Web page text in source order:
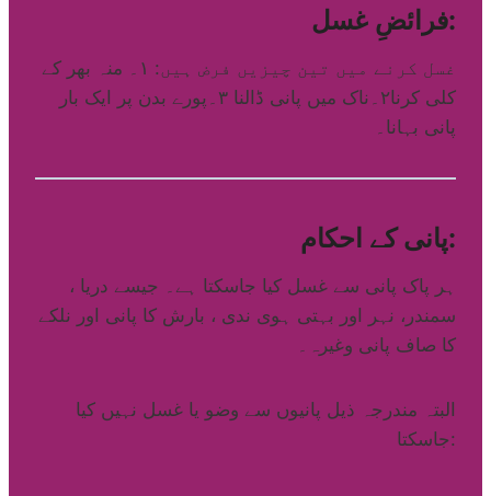
فرائضِ غسل:
غسل کرنے میں تین چیزیں فرض ہیں: ۱۔ منہ بھر کے
کلی کرنا۲۔ناک میں پانی ڈالنا ۳۔پورے بدن پر ایک بار
پانی بہانا۔
پانی کے احکام:
ہر پاک پانی سے غسل کیا جاسکتا ہے۔ جیسے دریا ،
سمندر، نہر اور بہتی ہوی ندی ، بارش کا پانی اور نلکے
کا صاف پانی وغیرہ۔
البتہ مندرجہ ذیل پانیوں سے وضو یا غسل نہیں کیا
جاسکتا: